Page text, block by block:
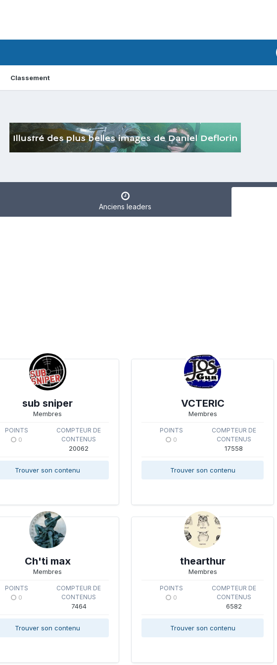
Classement
Anciens leaders
sub sniper
Membres
POINTS
0
COMPTEUR DE
CONTENUS
20062
Trouver son contenu
VCTERIC
Membres
POINTS
0
COMPTEUR DE
CONTENUS
17558
Trouver son contenu
Ch'ti max
Membres
POINTS
0
COMPTEUR DE
CONTENUS
7464
Trouver son contenu
thearthur
Membres
POINTS
0
COMPTEUR DE
CONTENUS
6582
Trouver son contenu